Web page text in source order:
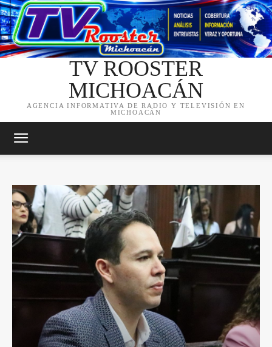
TV ROOSTER
MICHOACÁN
AGENCIA INFORMATIVA DE RADIO Y TELEVISIÓN EN
MICHOACÁN